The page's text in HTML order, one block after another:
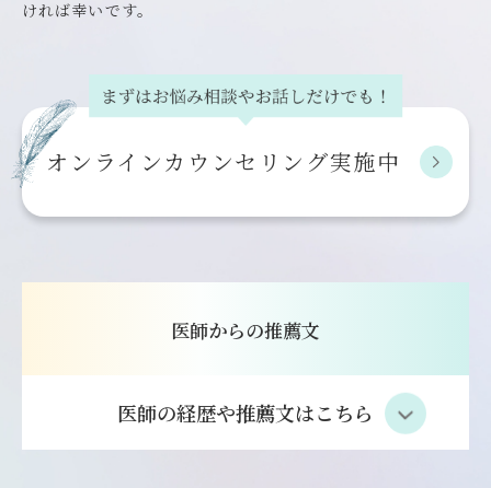
ければ幸いです。
オンライン カウンセリング実施中
医師からの推薦文
医師の経歴や推薦文はこちら